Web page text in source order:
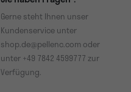
Gerne steht Ihnen unser
Kundenservice unter
shop.de@pellenc.com oder
unter +49 7842 4599777 zur
Verfügung.